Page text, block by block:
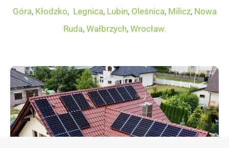
Góra, Kłodzko, Legnica, Lubin, Oleśnica, Milicz, Nowa
Ruda, Wałbrzych, Wrocław.